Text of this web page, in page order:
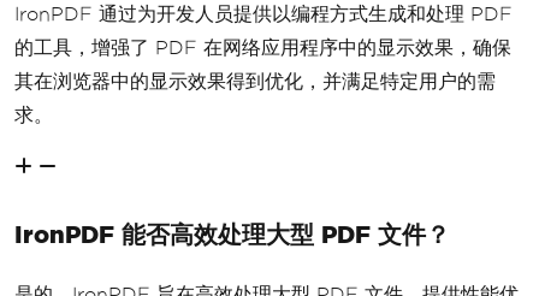
IronPDF 通过为开发人员提供以编程方式生成和处理 PDF
的工具，增强了 PDF 在网络应用程序中的显示效果，确保
其在浏览器中的显示效果得到优化，并满足特定用户的需
求。
IronPDF 能否高效处理大型 PDF 文件？